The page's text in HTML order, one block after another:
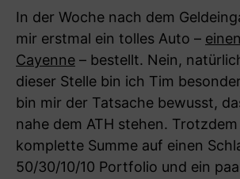
In der Woche nach dem
mir erstmal ein tolles Auto –
Cayenne – bestellt. Nein,
dieser Stelle bin ich Tim
bin mir der Tatsache bewusst,
nahe dem ATH stehen.
komplette Summe auf einen
50/30/10/10 Portfolio und ein